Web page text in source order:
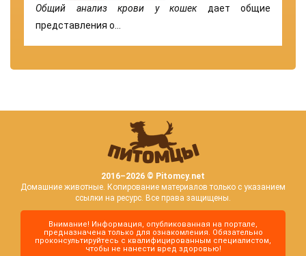
Общий анализ крови у кошекдает общие
представления о…
2016–2026 © Pitomcy.net
Домашние животные. Копирование материалов только с указанием
ссылки на ресурс. Все права защищены.
Внимание! Информация, опубликованная на портале,
предназначена только для ознакомления. Обязательно
проконсультируйтесь с квалифицированным специалистом,
чтобы не нанести вред здоровью!